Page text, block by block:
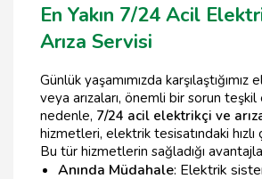
En Yakın 7/24 Acil
Arıza Servisi
Günlük yaşamımızda
veya arızaları, önemli bir sorun
nedenle, 7/24 acil elektrikçi ve
hizmetleri, elektrik tesisatındaki hızlı
Bu tür hizmetlerin sağladığı
Anında Müdahale: Elektrik